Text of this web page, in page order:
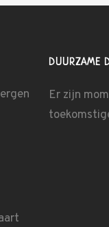
DUURZAME
Er zijn